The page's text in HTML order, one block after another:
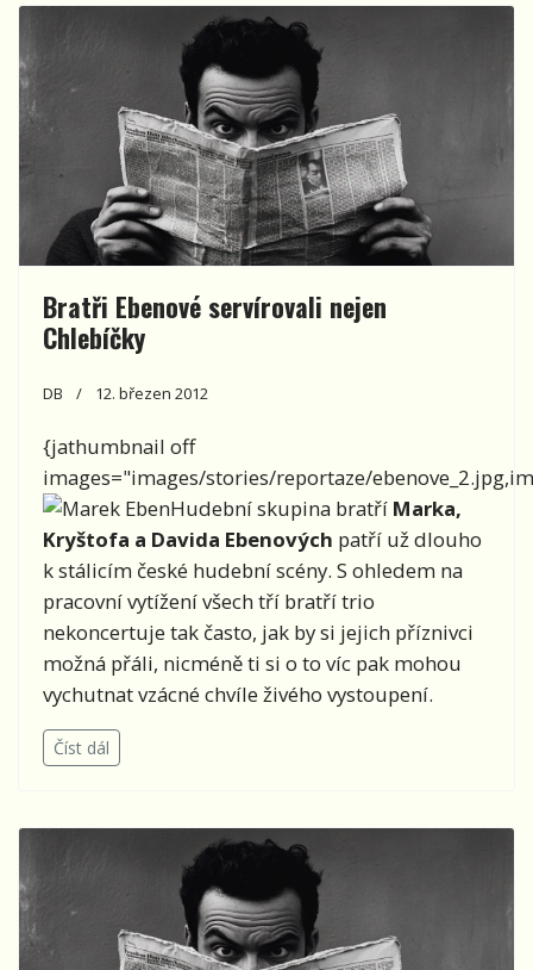
Bratři Ebenové servírovali nejen
Chlebíčky
DB 12. březen 2012
{jathumbnail off
images="images/stories/reportaze/
Hudební skupina bratří Marka,
Kryštofa a Davida Ebenových patří už dlouho
k stálicím české hudební scény. S ohledem na
pracovní vytížení všech tří bratří trio
nekoncertuje tak často, jak by si jejich příznivci
možná přáli, nicméně ti si o to víc pak mohou
vychutnat vzácné chvíle živého vystoupení.
Číst dál